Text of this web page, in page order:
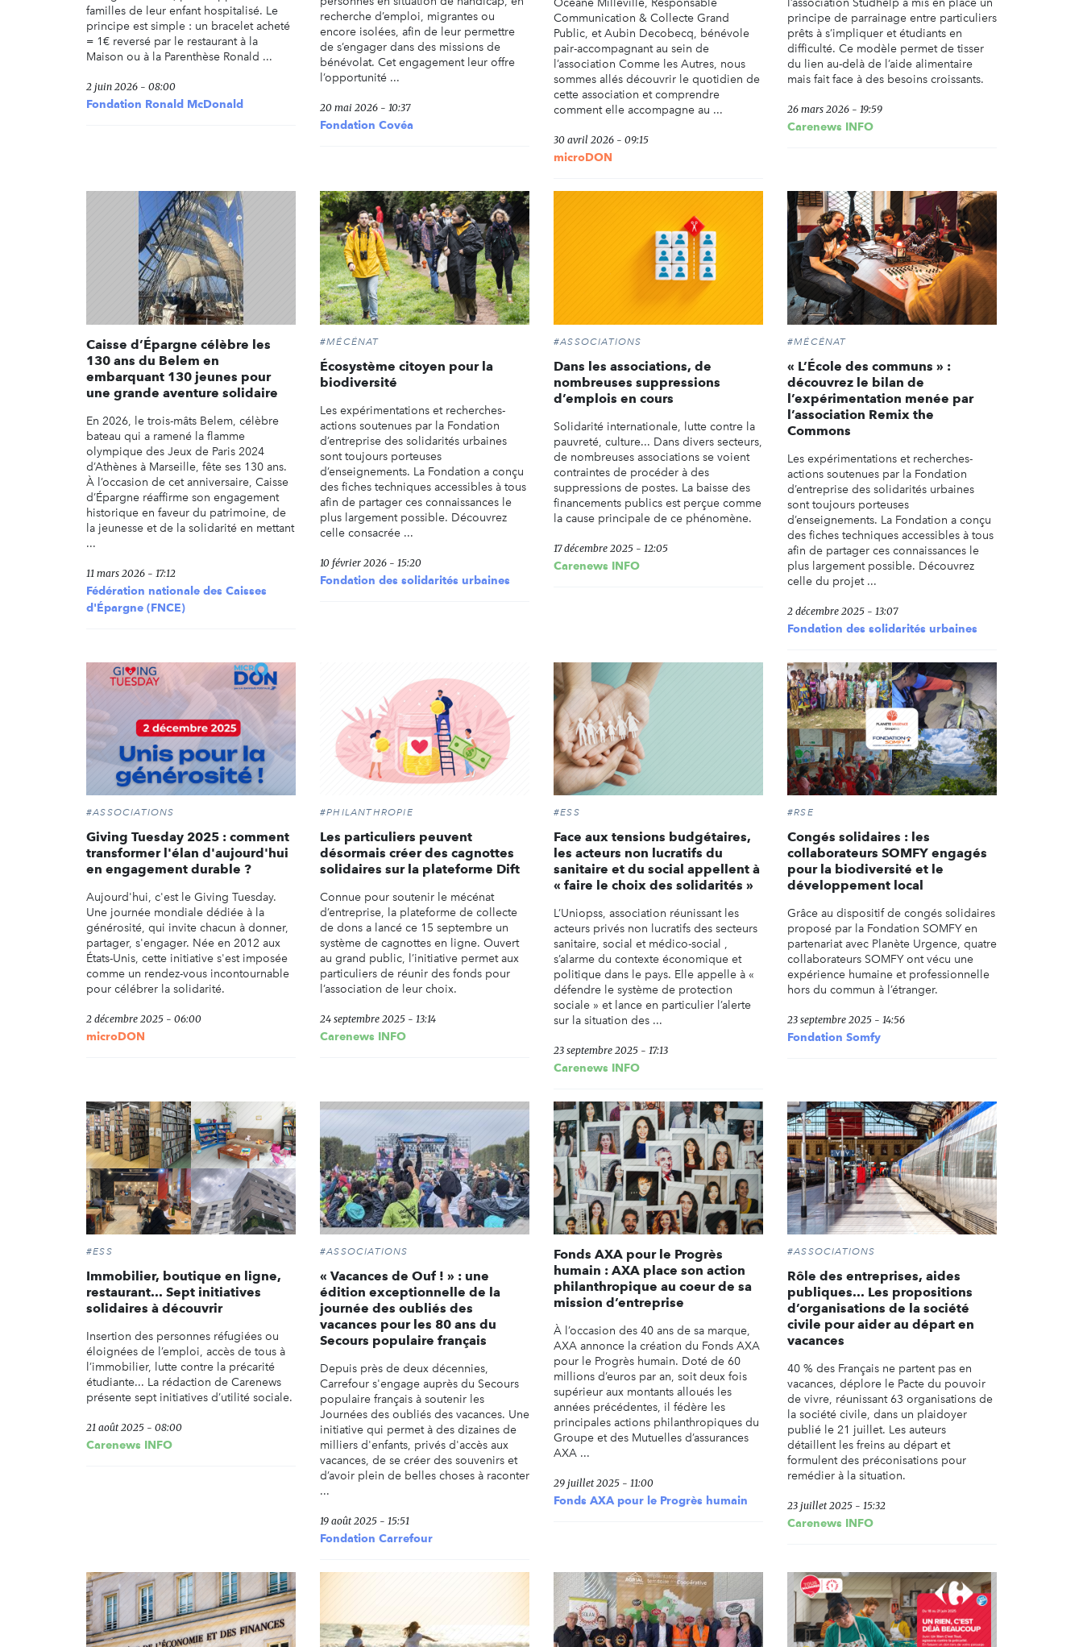
familles de leur enfant hospitalisé. Le
principe est simple : un bracelet acheté
= 1€ reversé par le restaurant à la
Maison ou à la Parenthèse Ronald ...
2 juin 2026 - 08:00
Fondation Ronald McDonald
recherche d’emploi, migrantes ou
encore isolées, afin de leur permettre
de s’engager dans des missions de
bénévolat. Cet engagement leur offre
l’opportunité ...
20 mai 2026 - 10:37
Fondation Covéa
Océane Milleville, Responsable
Communication & Collecte Grand
Public, et Aubin Decobecq, bénévole
pair-accompagnant au sein de
l’association Comme les Autres, nous
sommes allés découvrir le quotidien de
cette association et comprendre
comment elle accompagne au ...
30 avril 2026 - 09:15
microDON
l’association Studhelp a mis en place un
principe de parrainage entre particuliers
prêts à s’impliquer et étudiants en
difficulté. Ce modèle permet de tisser
du lien au-delà de l’aide alimentaire
mais fait face à des besoins croissants.
26 mars 2026 - 19:59
Carenews INFO
Caisse d’Épargne célèbre les
130 ans du Belem en
embarquant 130 jeunes pour
une grande aventure solidaire
En 2026, le trois-mâts Belem, célèbre
bateau qui a ramené la flamme
olympique des Jeux de Paris 2024
d’Athènes à Marseille, fête ses 130 ans.
À l’occasion de cet anniversaire, Caisse
d’Épargne réaffirme son engagement
historique en faveur du patrimoine, de
la jeunesse et de la solidarité en mettant
...
11 mars 2026 - 17:12
Fédération nationale des Caisses
d'Épargne (FNCE)
#MÉCÉNAT
Écosystème citoyen pour la
biodiversité
Les expérimentations et recherches-
actions soutenues par la Fondation
d’entreprise des solidarités urbaines
sont toujours porteuses
d’enseignements. La Fondation a conçu
des fiches techniques accessibles à tous
afin de partager ces connaissances le
plus largement possible. Découvrez
celle consacrée ...
10 février 2026 - 15:20
Fondation des solidarités urbaines
#ASSOCIATIONS
Dans les associations, de
nombreuses suppressions
d’emplois en cours
Solidarité internationale, lutte contre la
pauvreté, culture... Dans divers secteurs,
de nombreuses associations se voient
contraintes de procéder à des
suppressions de postes. La baisse des
financements publics est perçue comme
la cause principale de ce phénomène.
17 décembre 2025 - 12:05
Carenews INFO
#MÉCÉNAT
« L’École des communs » :
découvrez le bilan de
l’expérimentation menée par
l’association Remix the
Commons
Les expérimentations et recherches-
actions soutenues par la Fondation
d’entreprise des solidarités urbaines
sont toujours porteuses
d’enseignements. La Fondation a conçu
des fiches techniques accessibles à tous
afin de partager ces connaissances le
plus largement possible. Découvrez
celle du projet ...
2 décembre 2025 - 13:07
Fondation des solidarités urbaines
#ASSOCIATIONS
Giving Tuesday 2025 : comment
transformer l'élan d'aujourd'hui
en engagement durable ?
Aujourd'hui, c'est le Giving Tuesday.
Une journée mondiale dédiée à la
générosité, qui invite chacun à donner,
partager, s'engager. Née en 2012 aux
États-Unis, cette initiative s'est imposée
comme un rendez-vous incontournable
pour célébrer la solidarité.
2 décembre 2025 - 06:00
microDON
#PHILANTHROPIE
Les particuliers peuvent
désormais créer des cagnottes
solidaires sur la plateforme Dift
Connue pour soutenir le mécénat
d’entreprise, la plateforme de collecte
de dons a lancé ce 15 septembre un
système de cagnottes en ligne. Ouvert
au grand public, l’initiative permet aux
particuliers de réunir des fonds pour
l’association de leur choix.
24 septembre 2025 - 13:14
Carenews INFO
#ESS
Face aux tensions budgétaires,
les acteurs non lucratifs du
sanitaire et du social appellent à
« faire le choix des solidarités »
L’Uniopss, association réunissant les
acteurs privés non lucratifs des secteurs
sanitaire, social et médico-social ,
s’alarme du contexte économique et
politique dans le pays. Elle appelle à «
défendre le système de protection
sociale » et lance en particulier l’alerte
sur la situation des ...
23 septembre 2025 - 17:13
Carenews INFO
#RSE
Congés solidaires : les
collaborateurs SOMFY engagés
pour la biodiversité et le
développement local
Grâce au dispositif de congés solidaires
proposé par la Fondation SOMFY en
partenariat avec Planète Urgence, quatre
collaborateurs SOMFY ont vécu une
expérience humaine et professionnelle
hors du commun à l’étranger.
23 septembre 2025 - 14:56
Fondation Somfy
#ESS
Immobilier, boutique en ligne,
restaurant... Sept initiatives
solidaires à découvrir
Insertion des personnes réfugiées ou
éloignées de l’emploi, accès de tous à
l’immobilier, lutte contre la précarité
étudiante... La rédaction de Carenews
présente sept initiatives d’utilité sociale.
21 août 2025 - 08:00
Carenews INFO
#ASSOCIATIONS
« Vacances de Ouf ! » : une
édition exceptionnelle de la
journée des oubliés des
vacances pour les 80 ans du
Secours populaire français
Depuis près de deux décennies,
Carrefour s'engage auprès du Secours
populaire français à soutenir les
Journées des oubliés des vacances. Une
initiative qui permet à des dizaines de
milliers d'enfants, privés d'accès aux
vacances, de se créer des souvenirs et
d’avoir plein de belles choses à raconter
...
19 août 2025 - 15:51
Fondation Carrefour
Fonds AXA pour le Progrès
humain : AXA place son action
philanthropique au coeur de sa
mission d’entreprise
À l’occasion des 40 ans de sa marque,
AXA annonce la création du Fonds AXA
pour le Progrès humain. Doté de 60
millions d’euros par an, soit deux fois
supérieur aux montants alloués les
années précédentes, il fédère les
principales actions philanthropiques du
Groupe et des Mutuelles d’assurances
AXA ...
29 juillet 2025 - 11:00
Fonds AXA pour le Progrès humain
#ASSOCIATIONS
Rôle des entreprises, aides
publiques... Les propositions
d’organisations de la société
civile pour aider au départ en
vacances
40 % des Français ne partent pas en
vacances, déplore le Pacte du pouvoir
de vivre, réunissant 63 organisations de
la société civile, dans un plaidoyer
publié le 21 juillet. Les auteurs
détaillent les freins au départ et
formulent des préconisations pour
remédier à la situation.
23 juillet 2025 - 15:32
Carenews INFO